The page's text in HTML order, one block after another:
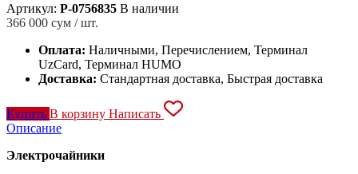
Артикул: P-0756835 В наличии
366 000 сум / шт.
Оплата: Наличными, Перечислением, Терминал
UzCard, Терминал HUMO
Доставка: Стандартная доставка, Быстрая доставка
Купить В корзину Написать
Описание
Электрочайники